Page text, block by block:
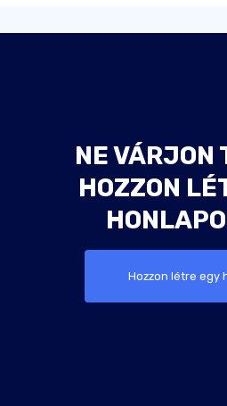
NE VÁRJON
HOZZON
Hozzon létre egy